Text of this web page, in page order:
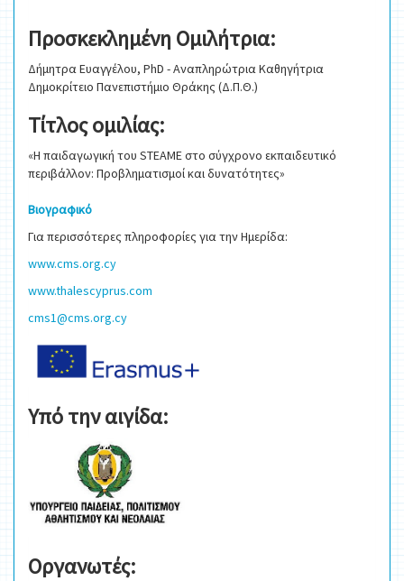
Προσκεκλημένη Ομιλήτρια:
Δήμητρα Ευαγγέλου, PhD - Αναπληρώτρια Καθηγήτρια
Δημοκρίτειο Πανεπιστήμιο Θράκης (Δ.Π.Θ.)
Τίτλος ομιλίας:
«Η παιδαγωγική του STEAME στο σύγχρονο εκπαιδευτικό
περιβάλλον: Προβληματισμοί και δυνατότητες»
Βιογραφικό
Για περισσότερες πληροφορίες για την Ημερίδα:
www.cms.org.cy
www.thalescyprus.com
cms1@cms.org.cy
Υπό την αιγίδα:
Οργανωτές: